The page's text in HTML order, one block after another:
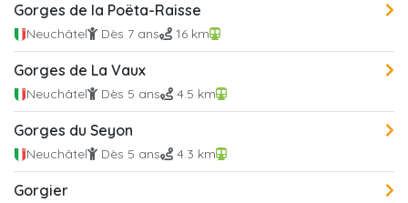
Gorges de la Poëta-Raisse
Neuchâtel Dès 7 ans 16 km
Gorges de La Vaux
Neuchâtel Dès 5 ans 4.5 km
Gorges du Seyon
Neuchâtel Dès 5 ans 4.3 km
Gorgier